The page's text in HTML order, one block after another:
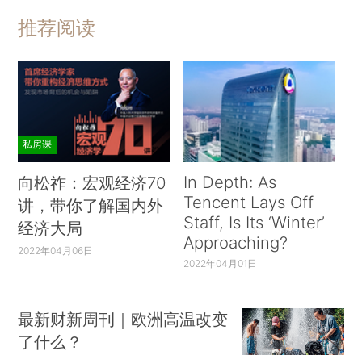
推荐阅读
私房课
向松祚：宏观经济70
讲，带你了解国内外
经济大局
2022年04月06日
In Depth: As
Tencent Lays Off
Staff, Is Its ‘Winter’
Approaching?
2022年04月01日
最新财新周刊｜欧洲高温改变
了什么？